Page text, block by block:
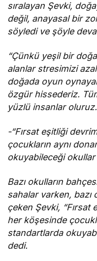
sıralayan Şevki,
değil, anayasal bir
söyledi ve şöyle
“Çünkü yeşil bir
alanlar stresimizi
doğada oyun
özgür hissederiz.
yüzlü insanlar
-“Fırsat eşitliği
çocukların aynı
okuyabileceği okullar
Bazı okulların
sahalar varken, bazı
çeken Şevki,
her köşesinde
standartlarda
dedi.